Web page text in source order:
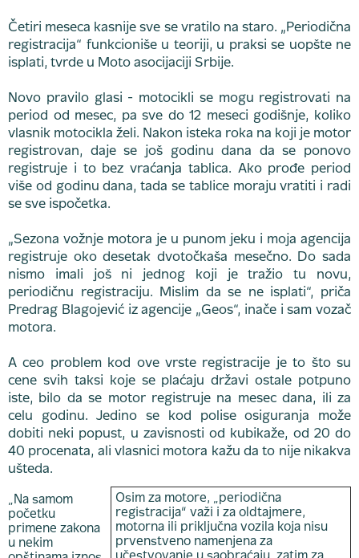
Četiri meseca kasnije sve se vratilo na staro. „Periodična
registracija“ funkcioniše u teoriji, u praksi se uopšte ne
isplati, tvrde u Moto asocijaciji Srbije.
Novo pravilo glasi - motocikli se mogu registrovati na
period od mesec, pa sve do 12 meseci godišnje, koliko
vlasnik motocikla želi. Nakon isteka roka na koji je motor
registrovan, daje se još godinu dana da se ponovo
registruje i to bez vraćanja tablica. Ako prođe period
više od godinu dana, tada se tablice moraju vratiti i radi
se sve ispočetka.
„Sezona vožnje motora je u punom jeku i moja agencija
registruje oko desetak dvotočkaša mesečno. Do sada
nismo imali još ni jednog koji je tražio tu novu,
periodičnu registraciju. Mislim da se ne isplati“, priča
Predrag Blagojević iz agencije „Geos“, inače i sam vozač
motora.
A ceo problem kod ove vrste registracije je to što su
cene svih taksi koje se plaćaju državi ostale potpuno
iste, bilo da se motor registruje na mesec dana, ili za
celu godinu. Jedino se kod polise osiguranja može
dobiti neki popust, u zavisnosti od kubikaže, od 20 do
40 procenata, ali vlasnici motora kažu da to nije nikakva
ušteda.
Osim za motore, „periodična
registracija“ važi i za oldtajmere,
motorna ili priključna vozila koja nisu
prvenstveno namenjena za
„Na samom
početku
primene zakona
u nekim